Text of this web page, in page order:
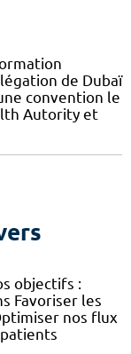
de Dubaï
convention le
Autority et
objectifs :
Favoriser les
nos flux